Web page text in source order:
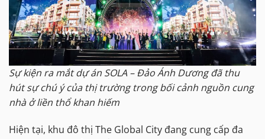
Sự kiện ra mắt dự án SOLA – Đảo Ánh Dương đã thu
hút sự chú ý của thị trường trong bối cảnh nguồn cung
nhà ở liền thổ khan hiếm
Hiện tại, khu đô thị The Global City đang cung cấp đa